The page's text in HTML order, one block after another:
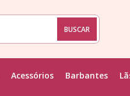
Acessórios Barbantes